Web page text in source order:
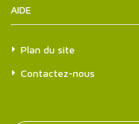
AIDE
Plan du site
Contactez-nous